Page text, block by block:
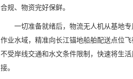
合规、物资完好保鲜。
一切准备就绪后，物流无人机从基地
作业水域，精准向长江锚地船舶配送点位
不受岸线交通和水文条件限制，快速将生
接。